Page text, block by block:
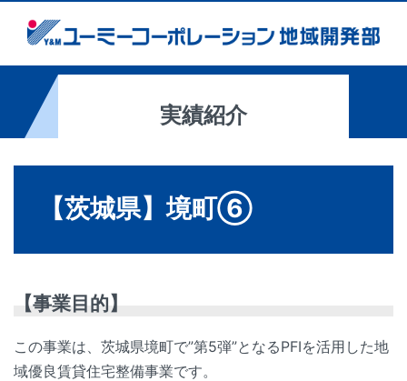
実績紹介
【茨城県】境町⑥
【事業目的】
この事業は、茨城県境町で”第5弾”となるPFIを活用した地
域優良賃貸住宅整備事業です。